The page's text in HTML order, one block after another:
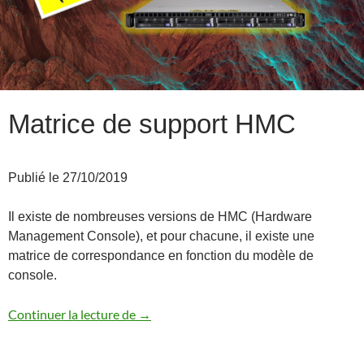
Matrice de support HMC
Publié le 27/10/2019
Il existe de nombreuses versions de HMC (Hardware
Management Console), et pour chacune, il existe une
matrice de correspondance en fonction du modèle de
console.
Continuer la lecture de Matrice de support HMC
→